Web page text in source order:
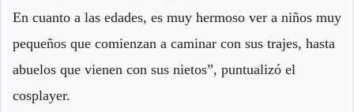
En cuanto a las edades, es muy hermoso ver a niños muy
pequeños que comienzan a caminar con sus trajes, hasta
abuelos que vienen con sus nietos”, puntualizó el
cosplayer.